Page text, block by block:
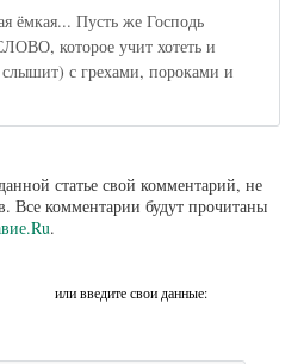
ёмкая... Пусть же Господь
которое учит хотеть и
с грехами, пороками и
статье свой комментарий, не
комментарии будут прочитаны
.
или введите свои данные: